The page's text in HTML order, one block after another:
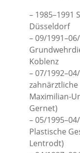
– 1985–1991
Düsseldorf
– 09/
Koblenz
– 07/
Maximilian-
Gernet)
– 05/
Plastische
Lentrodt)